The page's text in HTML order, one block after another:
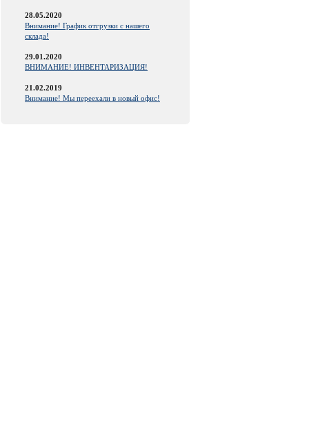
28.05.2020
Внимание! График отгрузки с нашего
склада!
29.01.2020
ВНИМАНИЕ! ИНВЕНТАРИЗАЦИЯ!
21.02.2019
Внимание! Мы переехали в новый офис!